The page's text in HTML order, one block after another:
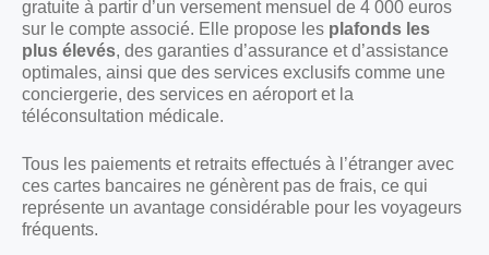
gratuite à partir d’un versement mensuel de 4 000 euros
sur le compte associé. Elle propose les plafonds les
plus élevés, des garanties d’assurance et d’assistance
optimales, ainsi que des services exclusifs comme une
conciergerie, des services en aéroport et la
téléconsultation médicale.
Tous les paiements et retraits effectués à l’étranger avec
ces cartes bancaires ne génèrent pas de frais, ce qui
représente un avantage considérable pour les voyageurs
fréquents.